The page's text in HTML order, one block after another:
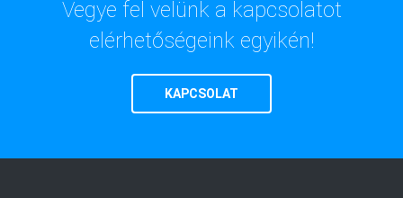
Vegye fel velünk a kapcsolatot
elérhetőségeink egyikén!
KAPCSOLAT